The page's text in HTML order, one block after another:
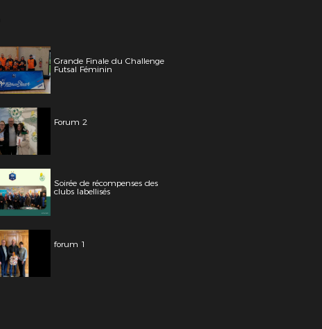
Grande Finale du Challenge
Futsal Féminin
Forum 2
Soirée de récompenses des
clubs labellisés
forum 1